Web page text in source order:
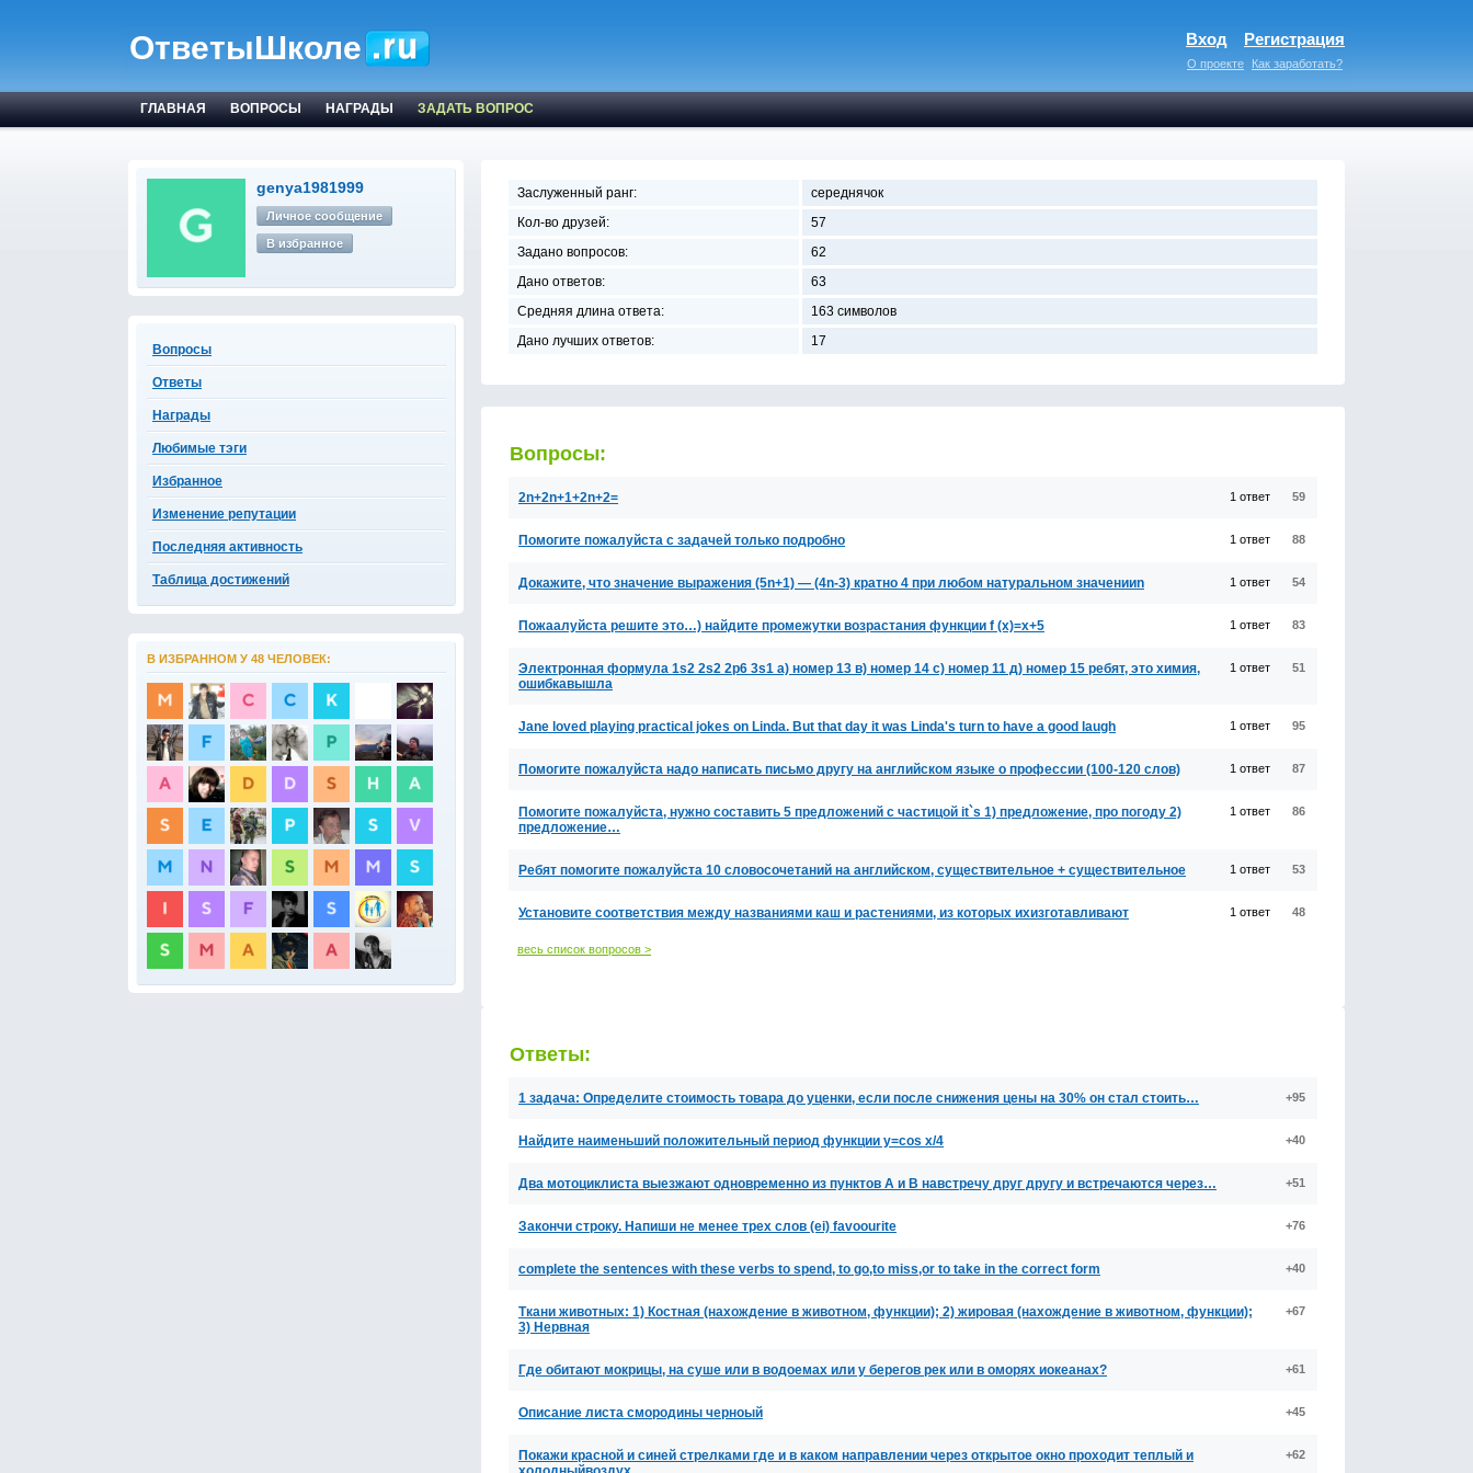
ОтветыШколе Вход Регистрация
О проекте Как заработать?
ГЛАВНАЯ ВОПРОСЫ НАГРАДЫ ЗАДАТЬ ВОПРОС
genya1981999
Личное сообщение
В избранное
Вопросы
Ответы
Награды
Любимые тэги
Избранное
Изменение репутации
Последняя активность
Таблица достижений
В ИЗБРАННОМ У 48 ЧЕЛОВЕК:
Заслуженный ранг:
середнячок
Кол-во друзей:
57
Задано вопросов:
62
Дано ответов:
63
Средняя длина ответа:
163 символов
Дано лучших ответов:
17
Вопросы:
2n+2n+1+2n+2= 1 ответ 59
Помогите пожалуйста с задачей только подробно 1 ответ 88
Докажите, что значение выражения (5n+1) — (4n-3) кратно 4 при любом натуральном значенииn 1 ответ 54
Пожаалуйста решите это…) найдите промежутки возрастания функции f (x)=x+5 1 ответ 83
Электронная формула 1s2 2s2 2p6 3s1 а) номер 13 в) номер 14 с) номер 11 д) номер 15 ребят, это химия,
ошибкавышла
1 ответ 51
Jane loved playing practical jokes on Linda. But that day it was Linda's turn to have a good laugh 1 ответ 95
Помогите пожалуйста надо написать письмо другу на английском языке о профессии (100-120 слов) 1 ответ 87
Помогите пожалуйста, нужно составить 5 предложений с частицой it`s 1) предложение, про погоду 2)
предложение…
1 ответ 86
Ребят помогите пожалуйста 10 словосочетаний на английском, существительное + существительное 1 ответ 53
Установите соответствия между названиями каш и растениями, из которых ихизготавливают 1 ответ 48
весь список вопросов >
Ответы:
1 задача: Определите стоимость товара до уценки, если после снижения цены на 30% он стал стоить… +95
Найдите наименьший положительный период функции y=cos x/4 +40
Два мотоциклиста выезжают одновременно из пунктов A и B навстречу друг другу и встречаются через… +51
Закончи строку. Напиши не менее трех слов (ei) favoourite +76
complete the sentences with these verbs to spend, to go,to miss,or to take in the correct form +40
Ткани животных: 1) Костная (нахождение в животном, функции); 2) жировая (нахождение в животном, функции);
3) Нервная
+67
Где обитают мокрицы, на суше или в водоемах или у берегов рек или в оморях иокеанах? +61
Описание листа смородины черноый +45
Покажи красной и синей стрелками где и в каком направлении через открытое окно проходит теплый и
+62